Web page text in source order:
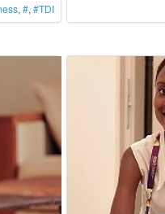
, #, #TDI